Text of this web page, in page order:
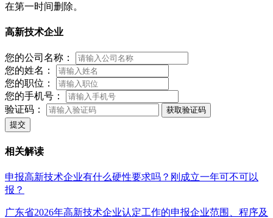
在第一时间删除。
高新技术企业
您的公司名称：
您的姓名：
您的职位：
您的手机号：
验证码：
获取验证码
提交
相关解读
申报高新技术企业有什么硬性要求吗？刚成立一年可不可以
报？
广东省2026年高新技术企业认定工作的申报企业范围、程序及